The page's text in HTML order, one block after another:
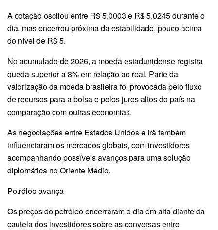
A cotação oscilou entre R$ 5,0003 e R$ 5,0245 durante o
dia, mas encerrou próxima da estabilidade, pouco acima
do nível de R$ 5.
No acumulado de 2026, a moeda estadunidense registra
queda superior a 8% em relação ao real. Parte da
valorização da moeda brasileira foi provocada pelo fluxo
de recursos para a bolsa e pelos juros altos do país na
comparação com outras economias.
As negociações entre Estados Unidos e Irã também
influenciaram os mercados globais, com investidores
acompanhando possíveis avanços para uma solução
diplomática no Oriente Médio.
Petróleo avança
Os preços do petróleo encerraram o dia em alta diante da
cautela dos investidores sobre as conversas entre